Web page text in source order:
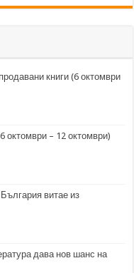
книги (6 октомври
октомври – 12 октомври)
витае из
дава нов шанс на